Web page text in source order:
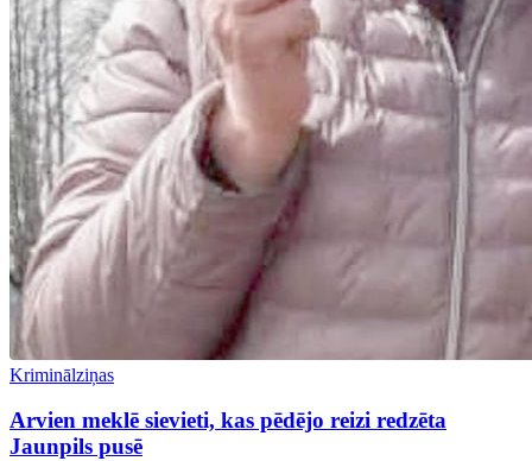
Kriminālziņas
Arvien meklē sievieti, kas pēdējo reizi redzēta
Jaunpils pusē